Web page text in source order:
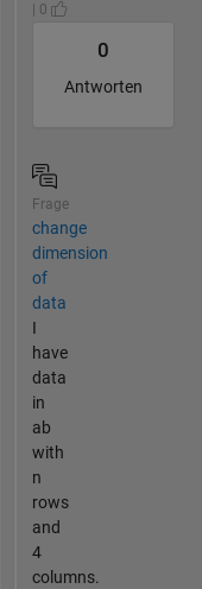
| 0
0
Antworten
Frage
change
dimension
of
data
I
have
data
in
ab
with
n
rows
and
4
columns.